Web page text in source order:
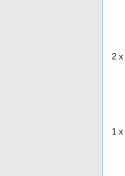
2 x
1 x